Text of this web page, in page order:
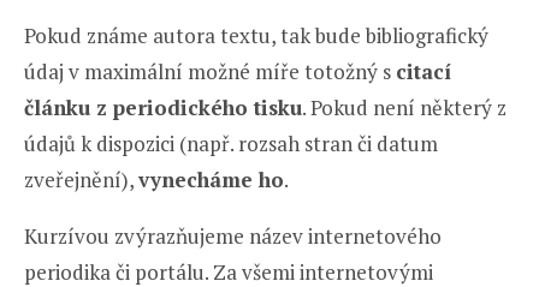
Pokud známe autora textu, tak bude bibliografický
údaj v maximální možné míře totožný s citací
článku z periodického tisku. Pokud není některý z
údajů k dispozici (např. rozsah stran či datum
zveřejnění),vynecháme ho.
Kurzívou zvýrazňujeme název internetového
periodika či portálu. Za všemi internetovými